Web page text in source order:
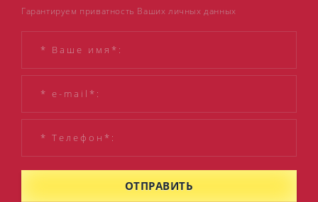
Гарантируем приватность Ваших личных данных
ОТПРАВИТЬ